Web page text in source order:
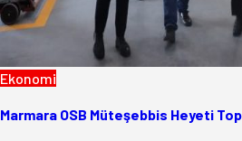
Ekonomi
Marmara OSB Müteşebbis Heyeti